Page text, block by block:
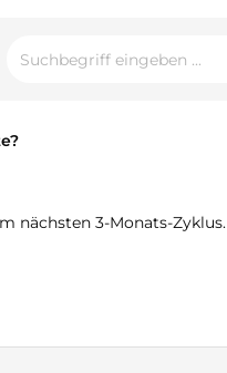
nächsten 3-Monats-